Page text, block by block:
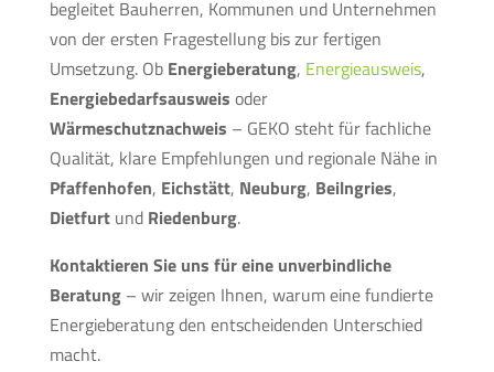
begleitet Bauherren, Kommunen und Unternehmen
von der ersten Fragestellung bis zur fertigen
Umsetzung. ObEnergieberatung, Energieausweis,
Energiebedarfsausweisoder
Wärmeschutznachweis – GEKO steht für fachliche
Qualität, klare Empfehlungen und regionale Nähe in
Pfaffenhofen, Eichstätt, Neuburg, Beilngries,
DietfurtundRiedenburg.
Kontaktieren Sie uns für eine unverbindliche
Beratung– wir zeigen Ihnen, warum eine fundierte
Energieberatung den entscheidenden Unterschied
macht.